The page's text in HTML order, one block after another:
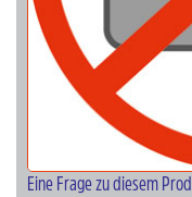
Eine Frage zu diesem